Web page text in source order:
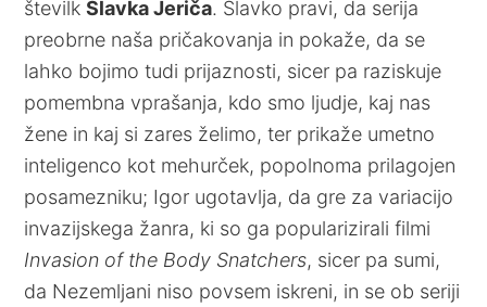
številkSlavka Jeriča. Slavko pravi, da serija
preobrne naša pričakovanja in pokaže, da se
lahko bojimo tudi prijaznosti, sicer pa raziskuje
pomembna vprašanja, kdo smo ljudje, kaj nas
žene in kaj si zares želimo, ter prikaže umetno
inteligenco kot mehurček, popolnoma prilagojen
posamezniku; Igor ugotavlja, da gre za variacijo
invazijskega žanra, ki so ga popularizirali filmi
Invasion of the Body Snatchers, sicer pa sumi,
da Nezemljani niso povsem iskreni, in se ob seriji